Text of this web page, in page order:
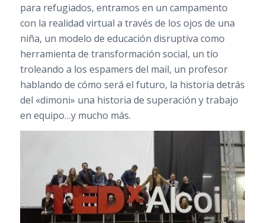
para refugiados, entramos en un campamento
con la realidad virtual a través de los ojos de una
niña, un modelo de educación disruptiva como
herramienta de transformación social, un tío
troleando a los espamers del mail, un profesor
hablando de cómo será el futuro, la historia detrás
del «dimoni» una historia de superación y trabajo
en equipo…y mucho más.